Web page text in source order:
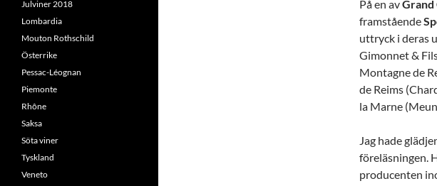
På en avGrand
framstående
uttryck i deras
Gimonnet &
Montagne de
de Reims
la Marne
Jag hade
föreläsningen.
producenten
Julviner 2018
Lombardia
Mouton Rothschild
Österrike
Pessac-Léognan
Piemonte
Rhône
Saksa
Söta viner
Tyskland
Veneto